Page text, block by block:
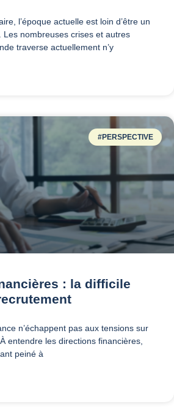
l’époque actuelle est loin d’être un
Les nombreuses crises et autres
traverse actuellement n’y
#PERSPECTIVE
: la difficile
n’échappent pas aux tensions sur
entendre les directions financières,
peiné à